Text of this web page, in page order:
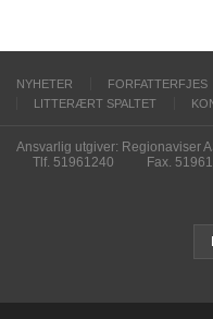
NYHETER FORFATTERFJES
LITTERÆRT SPALTET
Ansvarlig utgiver: Regionaviser
Tlf. 51961240
Fax.